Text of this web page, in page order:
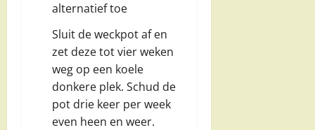
alternatief toe
Sluit de weckpot af en
zet deze tot vier weken
weg op een koele
donkere plek. Schud de
pot drie keer per week
even heen en weer.